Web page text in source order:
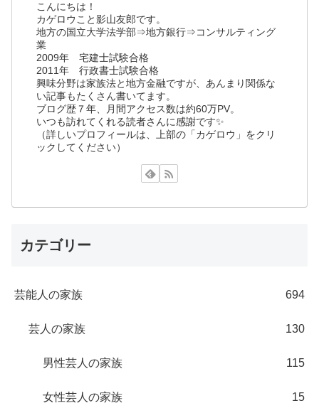
こんにちは！
カゲロウこと影山友郎です。
地方の国立大学法学部⇒地方銀行⇒コンサルティング
業
2009年 宅建士試験合格
2011年 行政書士試験合格
興味分野は家族法と地方金融ですが、あんまり関係な
い記事もたくさん書いてます。
ブログ歴７年、月間アクセス数は約60万PV。
いつも訪れてくれる読者さんに感謝です✨
（詳しいプロフィールは、上部の「カゲロウ」をクリ
ックしてください）
カテゴリー
芸能人の家族 694
芸人の家族 130
男性芸人の家族 115
女性芸人の家族 15